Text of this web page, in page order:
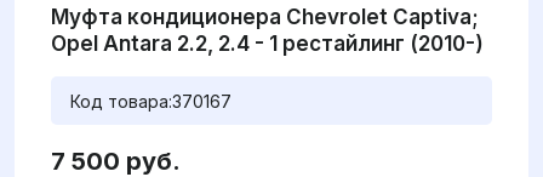
Муфта кондиционера Chevrolet Captiva;
Opel Antara 2.2, 2.4 - 1 рестайлинг (2010-)
Код товара:370167
7 500 руб.